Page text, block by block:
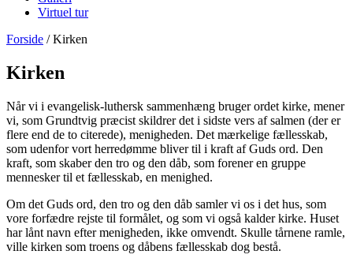
Virtuel tur
Forside /Kirken
Kirken
Når vi i evangelisk-luthersk sammenhæng bruger ordet kirke, mener
vi, som Grundtvig præcist skildrer det i sidste vers af salmen (der er
flere end de to citerede), menigheden. Det mærkelige fællesskab,
som udenfor vort herredømme bliver til i kraft af Guds ord. Den
kraft, som skaber den tro og den dåb, som forener en gruppe
mennesker til et fællesskab, en menighed.
Om det Guds ord, den tro og den dåb samler vi os i det hus, som
vore forfædre rejste til formålet, og som vi også kalder kirke. Huset
har lånt navn efter menigheden, ikke omvendt. Skulle tårnene ramle,
ville kirken som troens og dåbens fællesskab dog bestå.